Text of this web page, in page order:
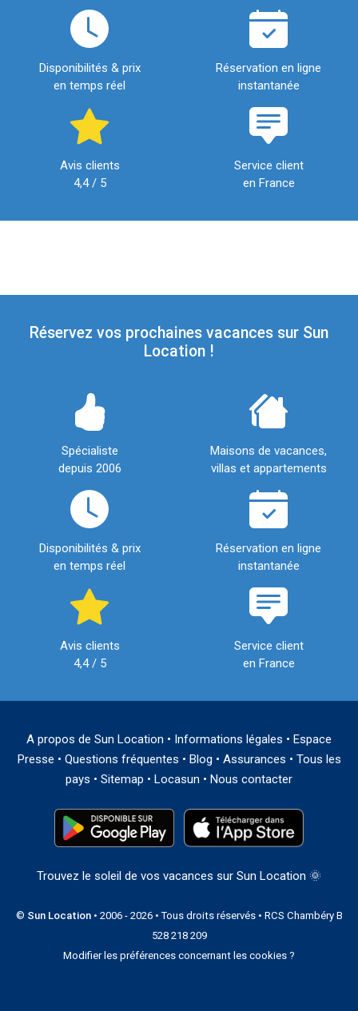
Disponibilités & prix
en temps réel
Réservation en ligne
instantanée
Avis clients
4,4 / 5
Service client
en France
Réservez vos prochaines vacances sur Sun
Location !
Spécialiste
depuis 2006
Maisons de vacances,
villas et appartements
Disponibilités & prix
en temps réel
Réservation en ligne
instantanée
Avis clients
4,4 / 5
Service client
en France
A propos de Sun Location • Informations légales • Espace
Presse • Questions fréquentes • Blog • Assurances • Tous les
pays • Sitemap • Locasun • Nous contacter
Trouvez le soleil de vos vacances sur Sun Location 🌞
© Sun Location• 2006 - 2026 • Tous droits réservés • RCS Chambéry B
528 218 209
Modifier les préférences concernant les cookies ?